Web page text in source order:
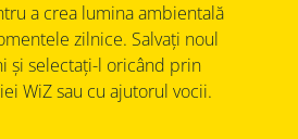
a crea lumina ambientală
zilnice. Salvați noul
și selectați-l oricând prin
WiZ sau cu ajutorul vocii.